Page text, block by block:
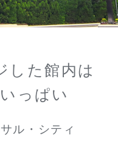
した館内は
っぱい
ル・シティ